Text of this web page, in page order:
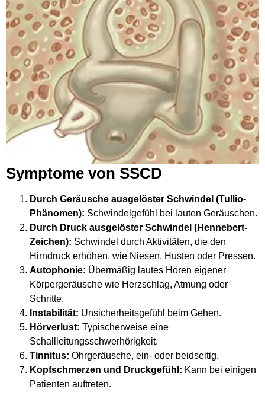
Symptome von SSCD
Durch Geräusche ausgelöster Schwindel (Tullio-
Phänomen): Schwindelgefühl bei lauten Geräuschen.
Durch Druck ausgelöster Schwindel (Hennebert-
Zeichen): Schwindel durch Aktivitäten, die den
Hirndruck erhöhen, wie Niesen, Husten oder Pressen.
Autophonie: Übermäßig lautes Hören eigener
Körpergeräusche wie Herzschlag, Atmung oder
Schritte.
Instabilität: Unsicherheitsgefühl beim Gehen.
Hörverlust: Typischerweise eine
Schallleitungsschwerhörigkeit.
Tinnitus: Ohrgeräusche, ein- oder beidseitig.
Kopfschmerzen und Druckgefühl: Kann bei einigen
Patienten auftreten.